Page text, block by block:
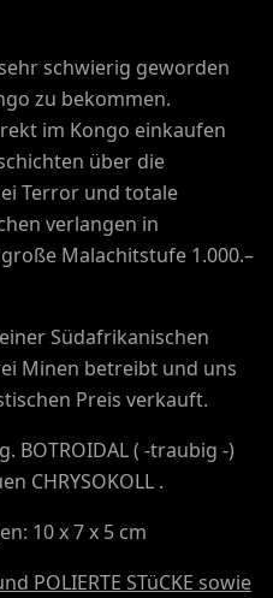
schwierig geworden
zu bekommen.
im Kongo einkaufen
über die
Terror und totale
verlangen in
Malachitstufe 1.000.–
Südafrikanischen
Minen betreibt und uns
Preis verkauft.
BOTROIDAL ( -traubig -)
CHRYSOKOLL .
10 x 7 x 5 cm
POLIERTE STüCKE sowie